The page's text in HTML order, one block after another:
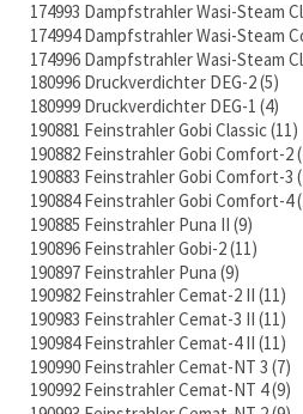
174993 Dampfstrahler Wasi-Steam
174994 Dampfstrahler Wasi-Steam
174996 Dampfstrahler Wasi-Steam
180996 Druckverdichter DEG-2 5
180999 Druckverdichter DEG-1 4
190881 Feinstrahler Gobi Classic 11
190882 Feinstrahler Gobi Comfort-2
190883 Feinstrahler Gobi Comfort-3
190884 Feinstrahler Gobi Comfort-4
190885 Feinstrahler Puna II 9
190896 Feinstrahler Gobi-2 11
190897 Feinstrahler Puna 9
190982 Feinstrahler Cemat-2 II 11
190983 Feinstrahler Cemat-3 II 11
190984 Feinstrahler Cemat-4 II 11
190990 Feinstrahler Cemat-NT 3 7
190992 Feinstrahler Cemat-NT 4 9